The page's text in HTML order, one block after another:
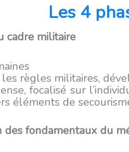
Les 4
cadre militaire
règles militaires,
focalisé sur
éléments de
des fondamentaux du